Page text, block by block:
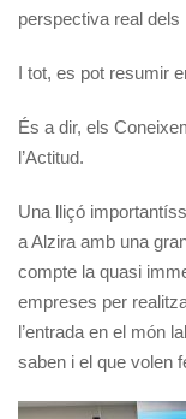
perspectiva real
I tot, es pot resumir
És a dir, els
l’Actitud.
Una lliçó
a Alzira amb una
compte la quasi
empreses per
l’entrada en el món
saben i el que volen